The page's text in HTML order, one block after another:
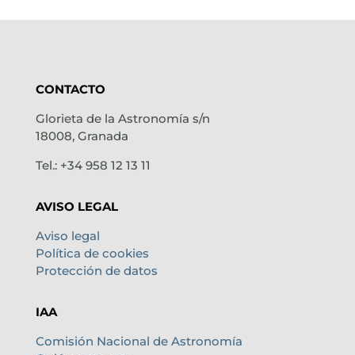
CONTACTO
Glorieta de la Astronomía s/n
18008, Granada
Tel.: +34 958 12 13 11
AVISO LEGAL
Aviso legal
Política de cookies
Protección de datos
IAA
Comisión Nacional de Astronomía